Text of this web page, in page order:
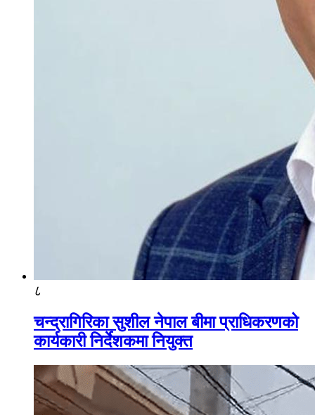
८
चन्द्रागिरिका सुशील नेपाल बीमा प्राधिकरणको
कार्यकारी निर्देशकमा नियुक्त